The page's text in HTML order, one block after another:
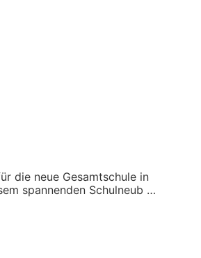
die neue Gesamtschule in
spannenden Schulneub …